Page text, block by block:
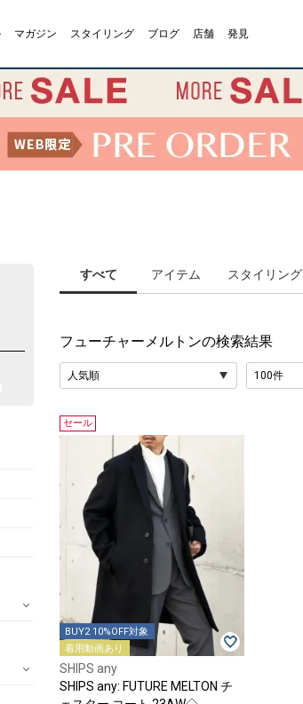
マガジン スタイリング ブログ 店舗 発見
すべて アイテム スタイリング
フューチャーメルトンの検索結果
セール
BUY2 10%OFF対象
着用動画あり
SHIPS any
SHIPS any: FUTURE MELTON チ